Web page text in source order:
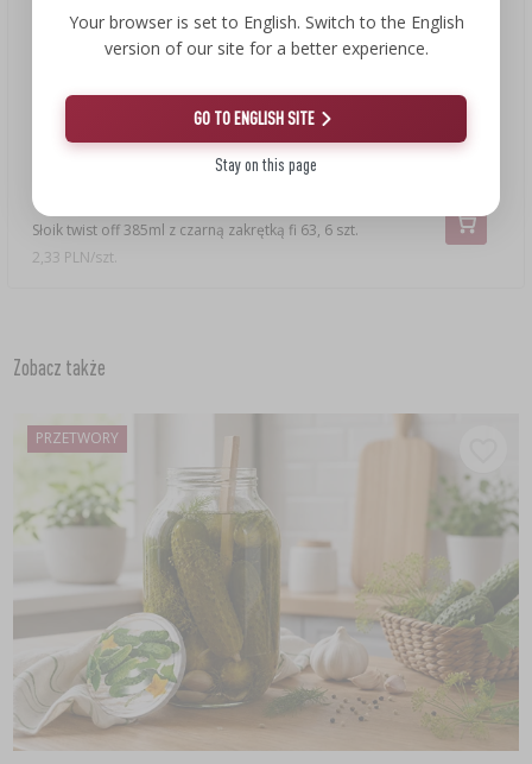
Słoik twist off 385ml z czarną zakrętką fi 63, 6 szt.
13,99 zł
2,33 PLN/szt.
Zobacz także
PRZETWORY
Your browser is set to English. Switch to the English
version of our site for a better experience.
GO TO ENGLISH SITE
Stay on this page